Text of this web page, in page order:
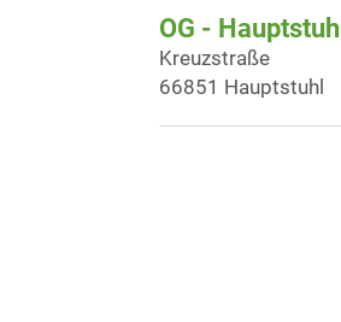
OG - Hauptstuhl
Kreuzstraße
66851 Hauptstuhl